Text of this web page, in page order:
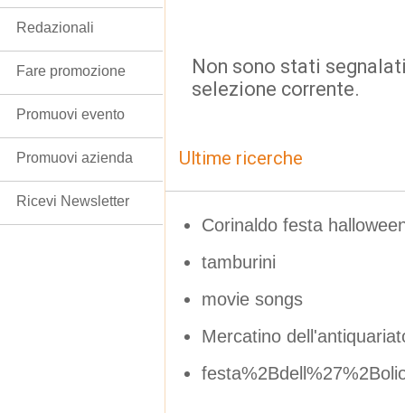
Non sono stati
selezione corrente.
Ultime ricerche
Corinaldo festa
tamburini
movie songs
Mercatino
Redazionali
Fare promozione
Promuovi evento
Promuovi azienda
Ricevi Newsletter